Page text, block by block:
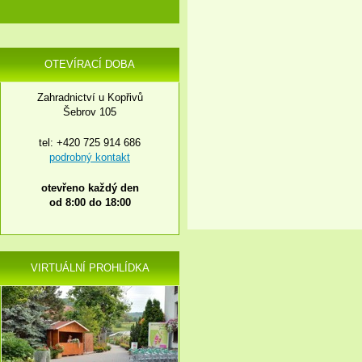
OTEVÍRACÍ DOBA
Zahradnictví u Kopřivů
Šebrov 105
tel: +420 725 914 686
podrobný kontakt
otevřeno každý den
od 8:00 do 18:00
VIRTUÁLNÍ PROHLÍDKA